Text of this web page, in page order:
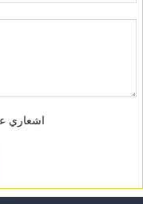
اشعاري